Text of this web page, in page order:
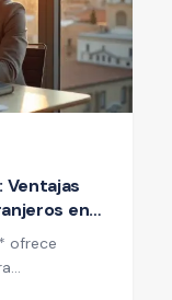
Ventajas
en
ofrece